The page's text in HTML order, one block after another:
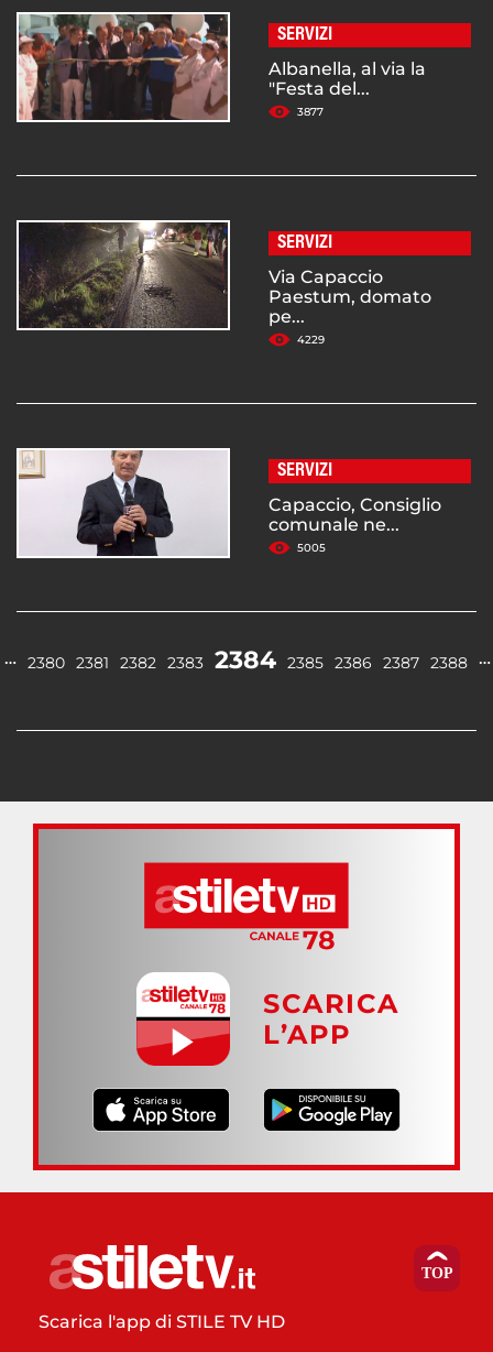
SERVIZI
Albanella, al via la
"Festa del...
3877
SERVIZI
Via Capaccio
Paestum, domato
pe...
4229
SERVIZI
Capaccio, Consiglio
comunale ne...
5005
… 2380 2381 2382 2383 2384 2385 2386 2387 2388 …
SCARICA
L’APP
Scarica l'app di STILE TV HD